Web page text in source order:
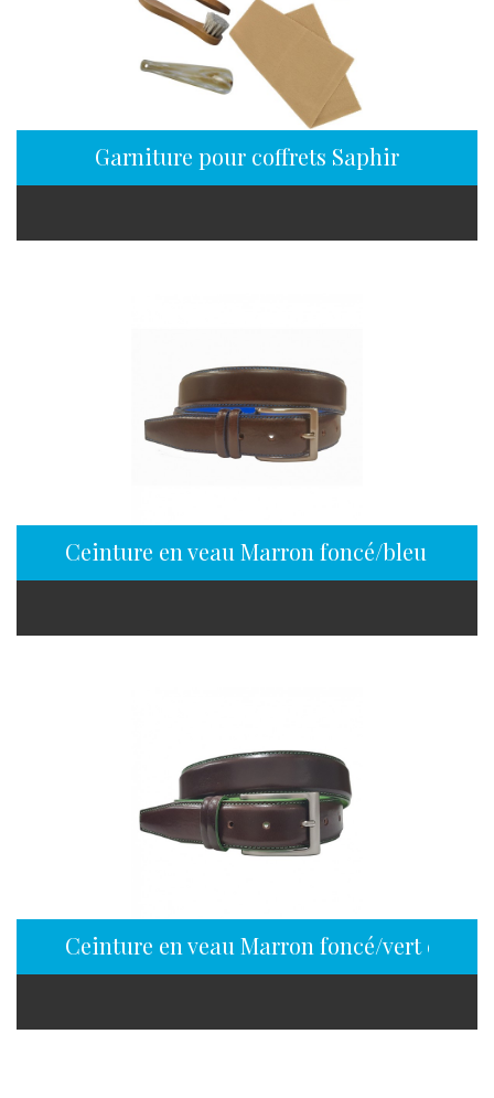
Garniture pour coffrets Saphir
Ceinture en veau Marron foncé/bleu en 35
Ceinture en veau Marron foncé/vert en 35